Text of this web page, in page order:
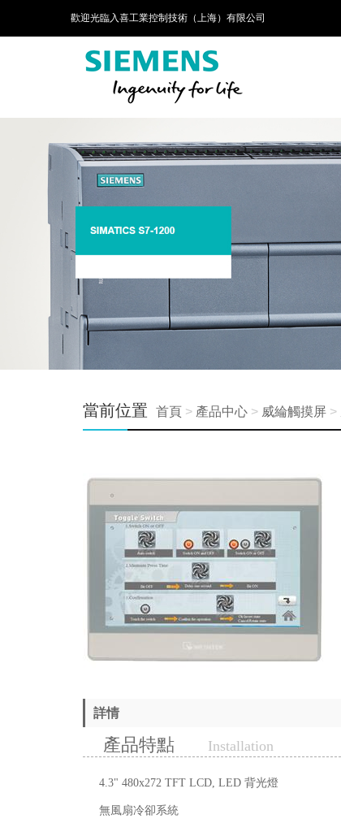
歡迎光臨入喜工業控制技術（上海）有限公司
當前位置 首頁 > 產品中心 > 威綸觸摸屏 >
詳情
產品特點 Installation
4.3" 480x272 TFT LCD, LED 背光燈
無風扇冷卻系統